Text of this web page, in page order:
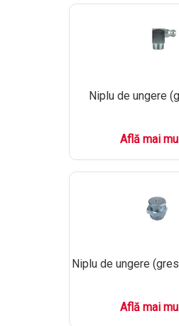
Niplu de ungere
Află mai
Niplu de ungere
Află mai